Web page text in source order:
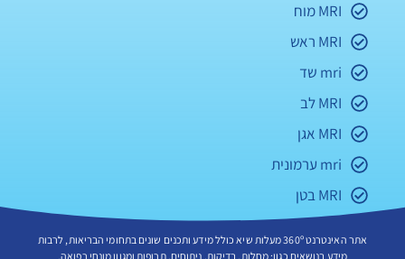
MRI מוח
MRI ראש
mri שד
MRI לב
MRI אגן
mri ערמונית
MRI בטן
אתר האינטרנט 360º מעלות שיא כולל מידע ותכנים שונים בתחומי הבריאות, לרבות
מידע בנושאים כגון: מחלות, בדיקות, ניתוחים, תרופות ומגוון מונחי רפואה.